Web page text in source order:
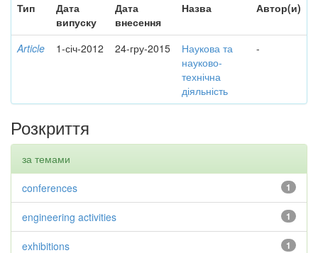
Тип
Дата
випуску
Дата
внесення
Назва Автор(и)
Article 1-січ-2012 24-гру-2015
Наукова та
науково-
технічна
діяльність
-
Розкриття
за темами
1
conferences
1
engineering activities
1
exhibitions